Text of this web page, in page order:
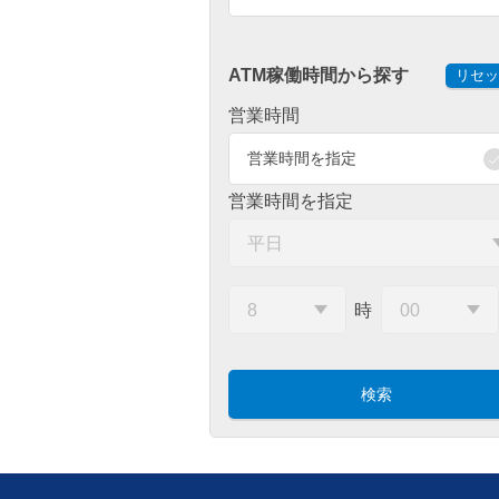
ATM稼働時間から探す リセ
営業時間
営業時間を指定
営業時間を指定
時